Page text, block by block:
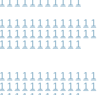
1 1 1 1 1 1 1 1 1 1 1 1 1
1 1 1 1 1 1 1 1 1 1 1 1 1
1 1 1 1 1 1 1 1 1 1 1
1 1 1 1 1 1 1 1 1 1 1 1 1
1 1 1 1 1 1 1 1 1 1 1 1 1